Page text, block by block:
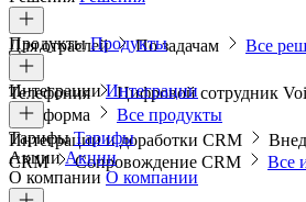
Для отраслей По задачам Все
ПродуктыПродукты
Телефония Цифровой сотрудник
платформа
Все продукты
ИнтеграцииИнтеграции
Интеграции и доработки CRM
CRM
Сопровождение CRM Все
ТарифыТарифы
АкцииАкции
О компании О компании